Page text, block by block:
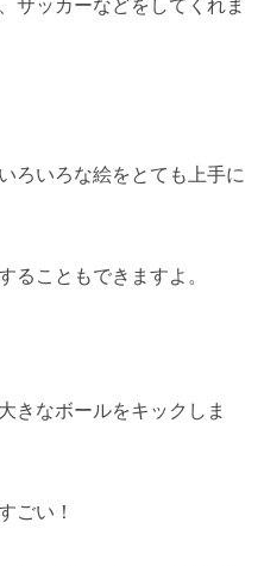
サッカーなどをしてくれま
ろいろな絵をとても上手に
ることもできますよ。
きなボールをキックしま
ごい！